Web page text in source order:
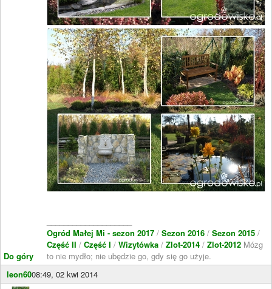
Do góry
Ogród Małej Mi - sezon 2017 / Sezon 2016 / Sezon 2015 /
Część II / Część I / Wizytówka / Zlot-2014 / Zlot-2012 Mózg
to nie mydło; nie ubędzie go, gdy się go użyje.
leon6008:49, 02 kwi 2014